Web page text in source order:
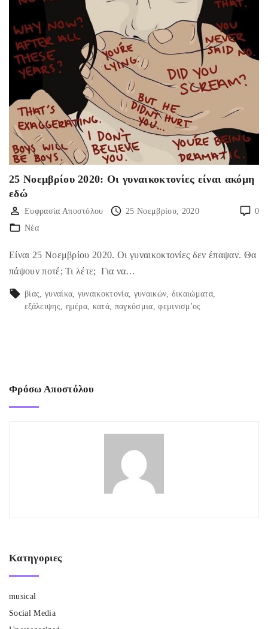
25 Νοεμβρίου 2020: Oι γυναικοκτονίες είναι ακόμη
εδώ
0
Ευφρασία Αποστόλου
25 Νοεμβρίου, 2020
Νέα
Είναι 25 Νοεμβρίου 2020. Οι γυναικοκτονίες δεν έπαψαν. Θα
πάψουν ποτέ; Τι λέτε; Για να…
βίας γυναίκα γυναικοκτονία γυναικών δικαιώματα
εξάλειψης
ημέρα κατά παγκόσμια φεμινισμ'ος
Φρόσω Αποστόλου
Κατηγοριες
musical
Social Media